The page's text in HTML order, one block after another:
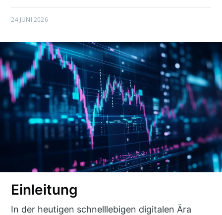
24 JUNI 2026
Einleitung
In der heutigen schnelllebigen digitalen Ära